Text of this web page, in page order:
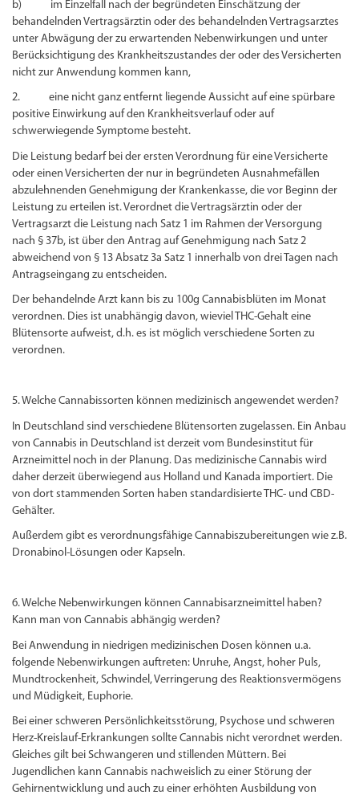
b) im Einzelfall nach der begründeten Einschätzung der
behandelnden Vertragsärztin oder des behandelnden Vertragsarztes
unter Abwägung der zu erwartenden Nebenwirkungen und unter
Berücksichtigung des Krankheitszustandes der oder des Versicherten
nicht zur Anwendung kommen kann,
2. eine nicht ganz entfernt liegende Aussicht auf eine spürbare
positive Einwirkung auf den Krankheitsverlauf oder auf
schwerwiegende Symptome besteht.
Die Leistung bedarf bei der ersten Verordnung für eine Versicherte
oder einen Versicherten der nur in begründeten Ausnahmefällen
abzulehnenden Genehmigung der Krankenkasse, die vor Beginn der
Leistung zu erteilen ist. Verordnet die Vertragsärztin oder der
Vertragsarzt die Leistung nach Satz 1 im Rahmen der Versorgung
nach § 37b, ist über den Antrag auf Genehmigung nach Satz 2
abweichend von § 13 Absatz 3a Satz 1 innerhalb von drei Tagen nach
Antragseingang zu entscheiden.
Der behandelnde Arzt kann bis zu 100g Cannabisblüten im Monat
verordnen. Dies ist unabhängig davon, wieviel THC-Gehalt eine
Blütensorte aufweist, d.h. es ist möglich verschiedene Sorten zu
verordnen.
5. Welche Cannabissorten können medizinisch angewendet werden?
In Deutschland sind verschiedene Blütensorten zugelassen. Ein Anbau
von Cannabis in Deutschland ist derzeit vom Bundesinstitut für
Arzneimittel noch in der Planung. Das medizinische Cannabis wird
daher derzeit überwiegend aus Holland und Kanada importiert. Die
von dort stammenden Sorten haben standardisierte THC- und CBD-
Gehälter.
Außerdem gibt es verordnungsfähige Cannabiszubereitungen wie z.B.
Dronabinol-Lösungen oder Kapseln.
6. Welche Nebenwirkungen können Cannabisarzneimittel haben?
Kann man von Cannabis abhängig werden?
Bei Anwendung in niedrigen medizinischen Dosen können u.a.
folgende Nebenwirkungen auftreten: Unruhe, Angst, hoher Puls,
Mundtrockenheit, Schwindel, Verringerung des Reaktionsvermögens
und Müdigkeit, Euphorie.
Bei einer schweren Persönlichkeitsstörung, Psychose und schweren
Herz-Kreislauf-Erkrankungen sollte Cannabis nicht verordnet werden.
Gleiches gilt bei Schwangeren und stillenden Müttern. Bei
Jugendlichen kann Cannabis nachweislich zu einer Störung der
Gehirnentwicklung und auch zu einer erhöhten Ausbildung von